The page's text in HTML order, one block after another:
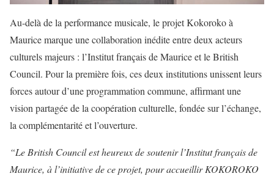
Au-delà de la performance musicale, le projet Kokoroko à
Maurice marque une collaboration inédite entre deux acteurs
culturels majeurs : l’Institut français de Maurice et le British
Council. Pour la première fois, ces deux institutions unissent leurs
forces autour d’une programmation commune, affirmant une
vision partagée de la coopération culturelle, fondée sur l’échange,
la complémentarité et l’ouverture.
“Le British Council est heureux de soutenir l’Institut français de
Maurice, à l’initiative de ce projet, pour accueillir KOKOROKO